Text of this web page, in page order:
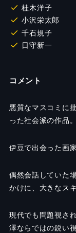
桂木洋子
小沢栄太郎
千石規子
日守新一
コメント
悪質なマスコミに
った社会派の作品。
伊豆で出会った画
偶然会話していた
かけに、大きなス
現代でも問題視さ
澤ならではの鋭い